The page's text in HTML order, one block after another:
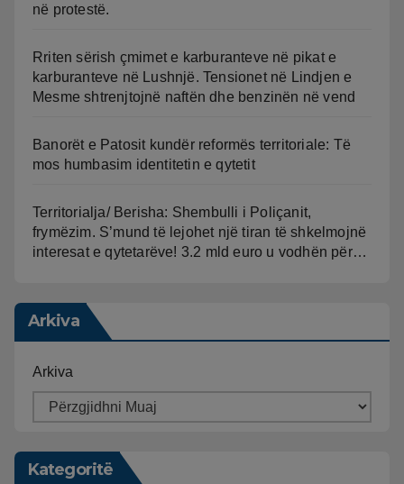
në protestë.
Rriten sërish çmimet e karburanteve në pikat e
karburanteve në Lushnjë. Tensionet në Lindjen e
Mesme shtrenjtojnë naftën dhe benzinën në vend
Banorët e Patosit kundër reformës territoriale: Të
mos humbasim identitetin e qytetit
Territorialja/ Berisha: Shembulli i Poliçanit,
frymëzim. S’mund të lejohet një tiran të shkelmojnë
interesat e qytetarëve! 3.2 mld euro u vodhën për…
Arkiva
Arkiva
Kategoritë